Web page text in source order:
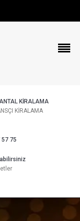
KİRALAMA
KİRALAMA
75